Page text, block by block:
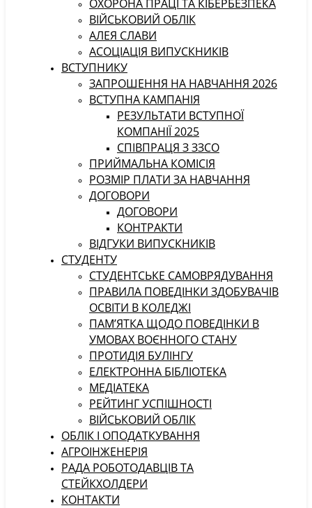
ОХОРОНА ПРАЦІ ТА КІБЕРБЕЗПЕКА
ВІЙСЬКОВИЙ ОБЛІК
АЛЕЯ СЛАВИ
АСОЦІАЦІЯ ВИПУСКНИКІВ
ВСТУПНИКУ
ЗАПРОШЕННЯ НА НАВЧАННЯ 2026
ВСТУПНА КАМПАНІЯ
РЕЗУЛЬТАТИ ВСТУПНОЇ
КОМПАНІЇ 2025
СПІВПРАЦЯ З ЗЗСО
ПРИЙМАЛЬНА КОМІСІЯ
РОЗМІР ПЛАТИ ЗА НАВЧАННЯ
ДОГОВОРИ
ДОГОВОРИ
КОНТРАКТИ
ВІДГУКИ ВИПУСКНИКІВ
СТУДЕНТУ
CТУДЕНТСЬКЕ САМОВРЯДУВАННЯ
ПРАВИЛА ПОВЕДІНКИ ЗДОБУВАЧІВ
ОСВІТИ В КОЛЕДЖІ
ПАМ’ЯТКА ЩОДО ПОВЕДІНКИ В
УМОВАХ ВОЄННОГО СТАНУ
ПРОТИДІЯ БУЛІНГУ
ЕЛЕКТРОННА БІБЛІОТЕКА
МЕДІАТЕКА
РЕЙТИНГ УСПІШНОСТІ
ВІЙСЬКОВИЙ ОБЛІК
ОБЛІК І ОПОДАТКУВАННЯ
АГРОІНЖЕНЕРІЯ
РАДА РОБОТОДАВЦІВ ТА
СТЕЙКХОЛДЕРИ
КОНТАКТИ